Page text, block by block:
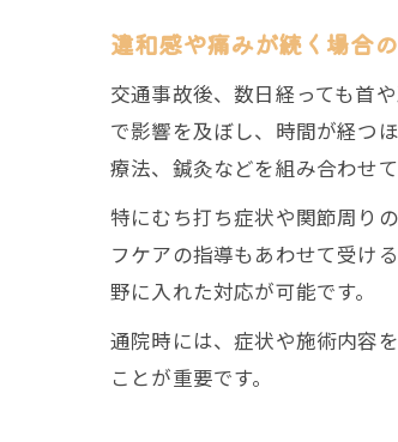
違和感や痛みが続く場合
交通事故後、数日経っても首
で影響を及ぼし、時間が経つ
療法、鍼灸などを組み合わせて
特にむち打ち症状や関節周り
フケアの指導もあわせて受け
野に入れた対応が可能です。
通院時には、症状や施術内容
ことが重要です。